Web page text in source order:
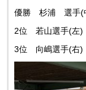
優勝 杉浦 選手(
2位 若山選手(左)
3位 向嶋選手(右)